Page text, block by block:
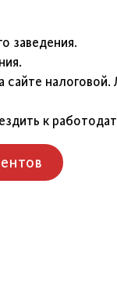
заведения.
к